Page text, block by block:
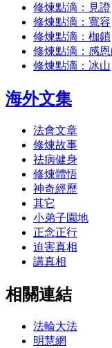
修煉點滴：見證
修煉點滴：寬容
修煉點滴：枷鎖
修煉點滴：感
修煉點滴：冰山
海外文集
法會文章
修煉故事
祛病健身
修煉體悟
神奇經歷
其它
小弟子園地
正念正行
迫害真相
講真相
相關連結
法輪大法
明慧網